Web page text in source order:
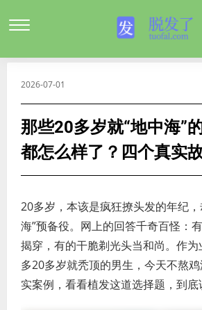
2026-07-01
那些20多岁就“地中海”
都怎么样了？四个真实
20多岁，本该是疯狂撩头发的年纪，
海”预备役。网上的回答千奇百怪：
揭穿，有的干脆剃光头当和尚。作
多20多岁就秃顶的男生，今天不熬
实案例，看看植发这道选择题，到底